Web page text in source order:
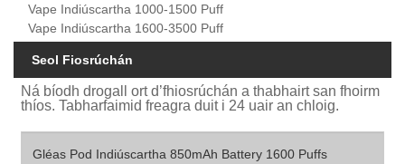
Vape Indiúscartha 1000-1500 Puff
Vape Indiúscartha 1600-3500 Puff
Seol Fiosrúchán
Ná bíodh drogall ort d’fhiosrúchán a thabhairt san fhoirm
thíos. Tabharfaimid freagra duit i 24 uair an chloig.